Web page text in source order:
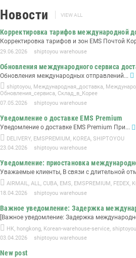
Новости VIEW ALL
Корректировка тарифов международной
Корректировка тарифов и зон EMS Почтой
29.06.2026 shiptoyou warehouse
Обновления международного сервиса
Обновления международных отправлений...
shiptoyou, Международная_доставка,
Обновления_сервиса, Склад_в_Корее
07.05.2026
shiptoyou warehouse
Уведомление о доставке EMS Premium
Уведомление о доставке EMS Premium При...
DELIVERY, EMSPREMIUM, KOREA, SHIPTOYOU
23.04.2026
shiptoyou warehouse
Уведомление: приостановка
Уважаемые клиенты, В связи с длительной
AIRMAIL, ALL, CUBA, EMS, EMSPREMIUM , FEDEX,
18.04.2026
shiptoyou warehouse
Важное уведомление: Задержка
[Важное уведомление: Задержка
HK, hongkong, Korean-warehouse-service, shiptoyou
03.04.2026
shiptoyou warehouse
New post